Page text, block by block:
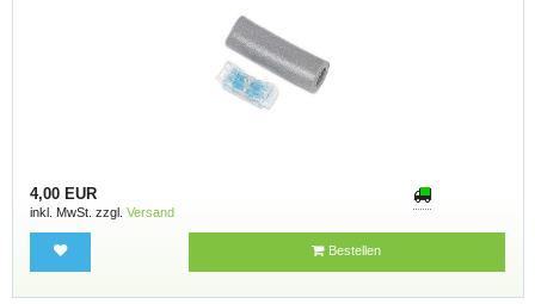
4,00 EUR
inkl. MwSt. zzgl. Versand
Bestellen